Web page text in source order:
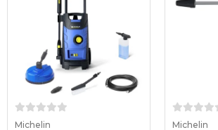
Michelin Michelin